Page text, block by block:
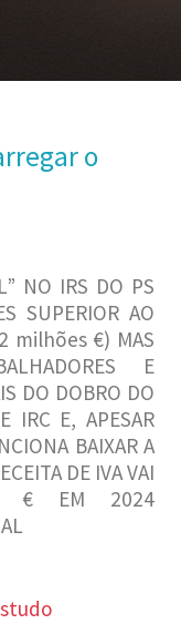
o
NO IRS DO PS
SUPERIOR AO
milhões €) MAS
E
DO DOBRO DO
IRC E, APESAR
BAIXAR A
DE IVA VAI
€ EM 2024